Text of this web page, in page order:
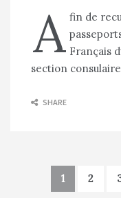
A fin de
Français
section
SHARE
1 2